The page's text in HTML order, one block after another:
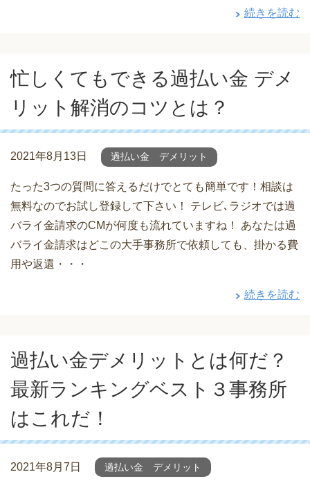
続きを読む
忙しくてもできる過払い金 デメ
リット解消のコツとは？
2021年8月13日 過払い金 デメリット
たった3つの質問に答えるだけでとても簡単です！相談は
無料なのでお試し登録して下さい！ テレビ､ラジオでは過
バライ金請求のCMが何度も流れていますね！ あなたは過
バライ金請求はどこの大手事務所で依頼しても、掛かる費
用や返還・・・
続きを読む
過払い金デメリットとは何だ？
最新ランキングベスト３事務所
はこれだ！
2021年8月7日 過払い金 デメリット